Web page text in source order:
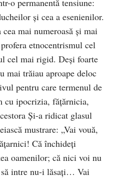
o permanentă tensiune:
și cea a esenienilor.
mai numeroasă și mai
etnocentrismul cel
cel mai rigid. Deși foarte
mai trăiau aproape deloc
pentru care termenul de
cu ipocrizia, fățărnicia,
Și-a ridicat glasul
mustrare: „Vai vouă,
Că închideți
oamenilor; că nici voi nu
intre nu-i lăsați… Vai